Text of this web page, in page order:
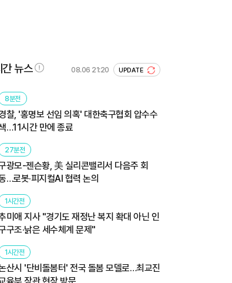
뉴스 08.06 21:20 UPDATE
8분전
찰, '홍명보 선임 의혹' 대한축구협회 압수수
…11시간 만에 종료
27분전
광모-젠슨황, 美 실리콘밸리서 다음주 회
…로봇·피지컬AI 협력 논의
1시간전
미애 지사 "경기도 재정난 복지 확대 아닌 인
구조·낡은 세수체계 문제"
1시간전
산시 '단비돌봄터' 전국 돌봄 모델로…최교진